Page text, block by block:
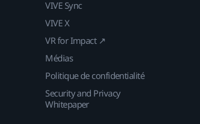
VIVE Sync
VIVE X
VR for Impact ↗
Médias
Politique de confidentialité
Security and Privacy
Whitepaper